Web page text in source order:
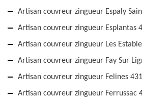
Artisan couvreur zingueur Espaly
Artisan couvreur zingueur Esplantas
Artisan couvreur zingueur Les
Artisan couvreur zingueur Fay Sur
Artisan couvreur zingueur Felines
Artisan couvreur zingueur Ferrussac